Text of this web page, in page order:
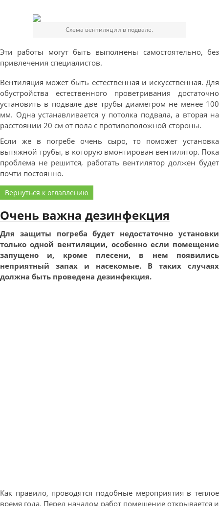
Схема вентиляции в подвале.
Эти работы могут быть выполнены самостоятельно, без
привлечения специалистов.
Вентиляция может быть естественная и искусственная. Для
обустройства естественного проветривания достаточно
установить в подвале две трубы диаметром не менее 100
мм. Одна устанавливается у потолка подвала, а вторая на
расстоянии 20 см от пола с противоположной стороны.
Если же в погребе очень сыро, то поможет установка
вытяжной трубы, в которую вмонтирован вентилятор. Пока
проблема не решится, работать вентилятор должен будет
почти постоянно.
Вернуться к оглавлению
Очень важна дезинфекция
Для защиты погреба будет недостаточно установки
только одной вентиляции, особенно если помещение
запущено и, кроме плесени, в нем появились
неприятный запах и насекомые. В таких случаях
должна быть проведена дезинфекция.
Как правило, проводятся подобные мероприятия в теплое
время года. Перед началом работ помещение открывается и